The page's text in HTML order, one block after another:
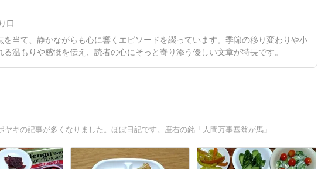
口
当て、静かながらも心に響くエピソードを綴っています。季節の移り変わりや小
温もりや感慨を伝え、読者の心にそっと寄り添う優しい文章が特長です。
キの記事が多くなりました。ほぼ日記です。座右の銘「人間万事塞翁が馬」